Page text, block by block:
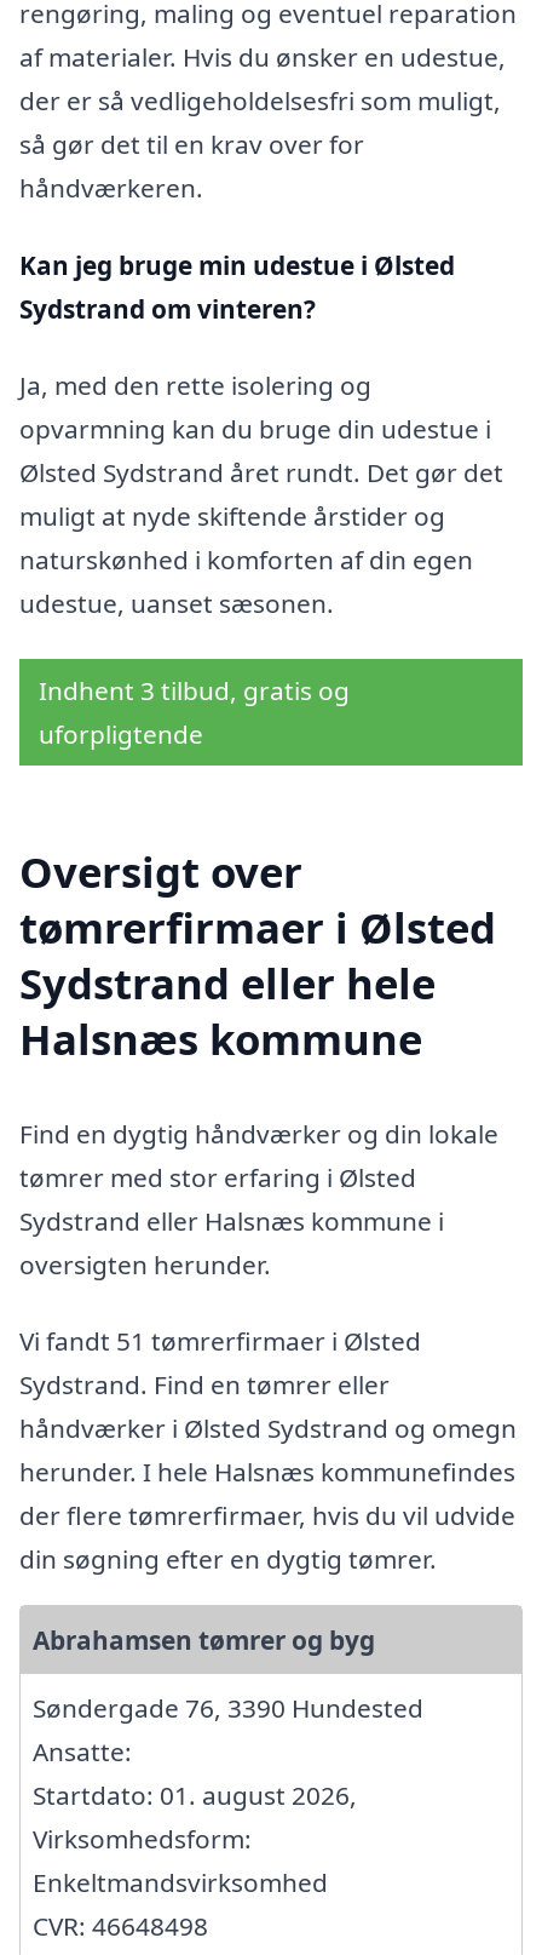
rengøring, maling og eventuel reparation
af materialer. Hvis du ønsker en udestue,
der er så vedligeholdelsesfri som muligt,
så gør det til en krav over for
håndværkeren.
Kan jeg bruge min udestue i Ølsted
Sydstrand om vinteren?
Ja, med den rette isolering og
opvarmning kan du bruge din udestue i
Ølsted Sydstrand året rundt. Det gør det
muligt at nyde skiftende årstider og
naturskønhed i komforten af din egen
udestue, uanset sæsonen.
Indhent 3 tilbud, gratis og
uforpligtende
Oversigt over
tømrerfirmaer i Ølsted
Sydstrand eller hele
Halsnæs kommune
Find en dygtig håndværker og din lokale
tømrer med stor erfaring i Ølsted
Sydstrand eller Halsnæs kommune i
oversigten herunder.
Vi fandt 51 tømrerfirmaer i Ølsted
Sydstrand. Find en tømrer eller
håndværker i Ølsted Sydstrand og omegn
herunder. I hele Halsnæs kommunefindes
der flere tømrerfirmaer, hvis du vil udvide
din søgning efter en dygtig tømrer.
Abrahamsen tømrer og byg
Søndergade 76, 3390 Hundested
Ansatte:
Startdato: 01. august 2026,
Virksomhedsform:
Enkeltmandsvirksomhed
CVR: 46648498